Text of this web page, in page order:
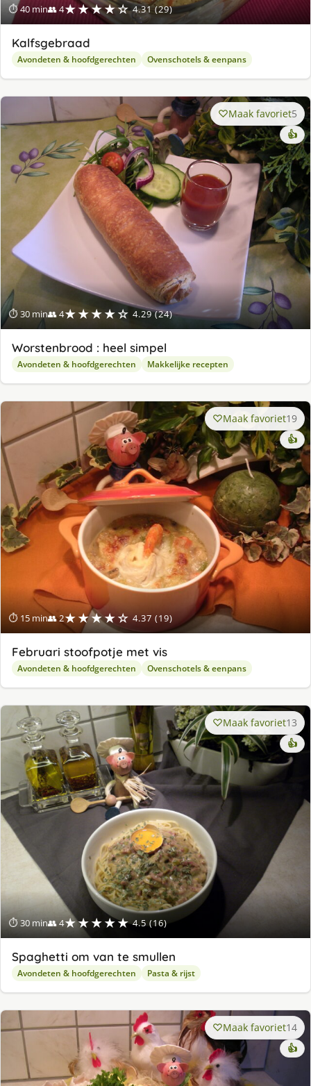
⏱ 40 min👥 4★★★★☆ 4.31 (29)
Kalfsgebraad
Avondeten & hoofdgerechten Ovenschotels & eenpans
⏱ 30 min👥 4★★★★☆ 4.29 (24)
Maak favoriet5
👍
Worstenbrood : heel simpel
Avondeten & hoofdgerechten Makkelijke recepten
⏱ 15 min👥 2★★★★☆ 4.37 (19)
Maak favoriet19
👍
Februari stoofpotje met vis
Avondeten & hoofdgerechten Ovenschotels & eenpans
⏱ 30 min👥 4★★★★★ 4.5 (16)
Maak favoriet13
👍
Spaghetti om van te smullen
Avondeten & hoofdgerechten Pasta & rijst
Maak favoriet14
👍